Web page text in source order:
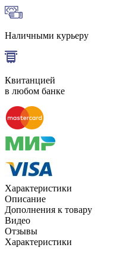
Наличными курьеру
Квитанцией
в любом банке
Характеристики
Описание
Дополнения к товару
Видео
Отзывы
Характеристики